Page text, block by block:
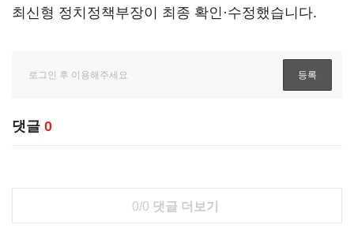
최신형 정치정책부장이 최종 확인·수정했습니다.
댓글 0
0/0 댓글 더보기